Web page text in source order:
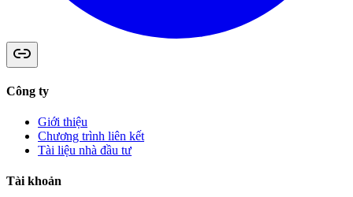
Công ty
Giới thiệu
Chương trình liên kết
Tài liệu nhà đầu tư
Tài khoản